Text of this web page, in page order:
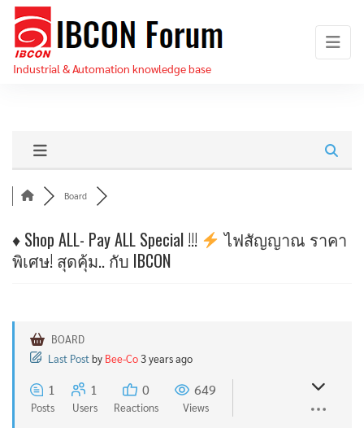
Skip
the
content
Industrial & Automation knowledge base
Board
♦️ Shop ALL- Pay ALL Special !!!
ไฟสัญญาณ ราคา
พิเศษ! สุดคุ้ม.. กับ IBCON
BOARD
Last Postby Bee-Co3 years ago
1
Posts
1
Users
0
Reactions
649
Views